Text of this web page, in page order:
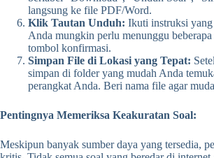
langsung ke file PDF/Word.
Klik Tautan Unduh: Ikuti instruksi
Anda mungkin perlu menunggu
tombol konfirmasi.
Simpan File di Lokasi yang Tepat:
simpan di folder yang mudah Anda
perangkat Anda. Beri nama file agar
Pentingnya Memeriksa Keakuratan Soal:
Meskipun banyak sumber daya yang tersedia,